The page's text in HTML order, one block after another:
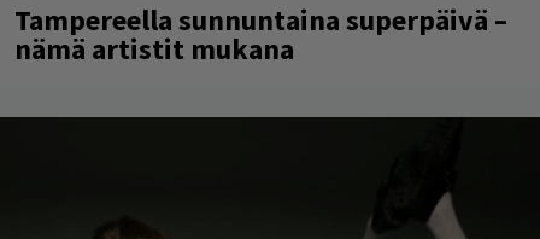
Tampereella sunnuntaina superpäivä –
nämä artistit mukana